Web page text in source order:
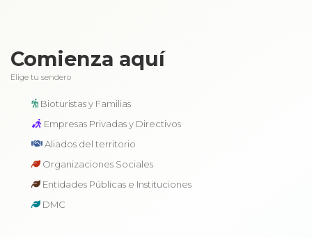
Comienza aquí
Elige tu sendero
Bioturistas y Familias
Empresas Privadas y Directivos
Aliados del territorio
Organizaciones Sociales
Entidades Públicas e Instituciones
DMC